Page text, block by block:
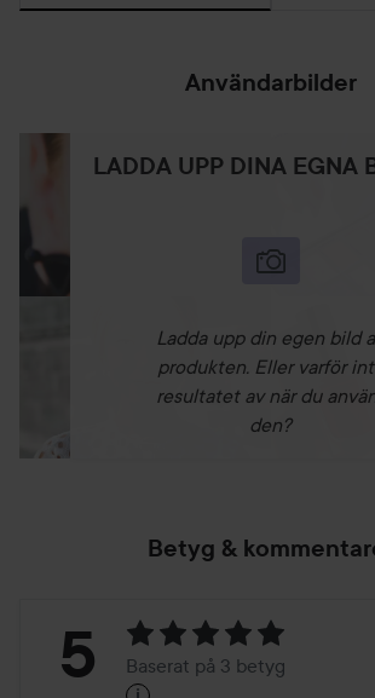
Användarbilder
LADDA UPP DINA EGNA
Ladda upp din egen bild
produkten. Eller varför
resultatet av när du
den?
Betyg &
Betyg:
5 Baserat på 3 betyg